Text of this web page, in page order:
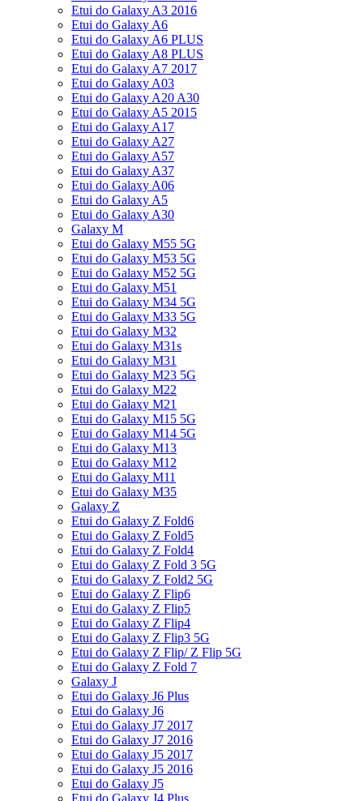
Etui do Galaxy A3 2016
Etui do Galaxy A6
Etui do Galaxy A6 PLUS
Etui do Galaxy A8 PLUS
Etui do Galaxy A7 2017
Etui do Galaxy A03
Etui do Galaxy A20 A30
Etui do Galaxy A5 2015
Etui do Galaxy A17
Etui do Galaxy A27
Etui do Galaxy A57
Etui do Galaxy A37
Etui do Galaxy A06
Etui do Galaxy A5
Etui do Galaxy A30
Galaxy M
Etui do Galaxy M55 5G
Etui do Galaxy M53 5G
Etui do Galaxy M52 5G
Etui do Galaxy M51
Etui do Galaxy M34 5G
Etui do Galaxy M33 5G
Etui do Galaxy M32
Etui do Galaxy M31s
Etui do Galaxy M31
Etui do Galaxy M23 5G
Etui do Galaxy M22
Etui do Galaxy M21
Etui do Galaxy M15 5G
Etui do Galaxy M14 5G
Etui do Galaxy M13
Etui do Galaxy M12
Etui do Galaxy M11
Etui do Galaxy M35
Galaxy Z
Etui do Galaxy Z Fold6
Etui do Galaxy Z Fold5
Etui do Galaxy Z Fold4
Etui do Galaxy Z Fold 3 5G
Etui do Galaxy Z Fold2 5G
Etui do Galaxy Z Flip6
Etui do Galaxy Z Flip5
Etui do Galaxy Z Flip4
Etui do Galaxy Z Flip3 5G
Etui do Galaxy Z Flip/ Z Flip 5G
Etui do Galaxy Z Fold 7
Galaxy J
Etui do Galaxy J6 Plus
Etui do Galaxy J6
Etui do Galaxy J7 2017
Etui do Galaxy J7 2016
Etui do Galaxy J5 2017
Etui do Galaxy J5 2016
Etui do Galaxy J5
Etui do Galaxy J4 Plus